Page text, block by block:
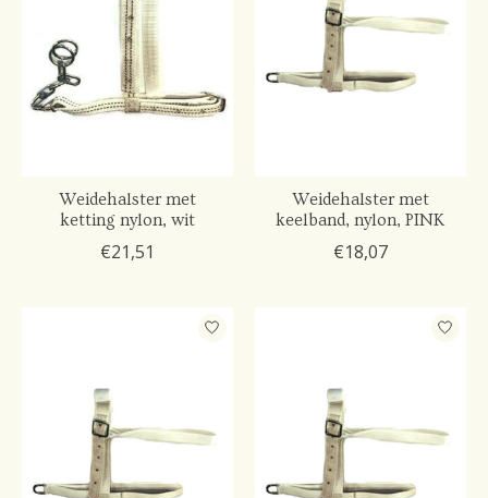
Weidehalster met
ketting nylon, wit
€21,51
Weidehalster met
keelband, nylon, PINK
€18,07